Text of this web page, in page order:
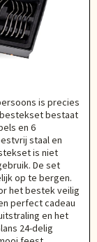
is precies
bestaat
en 6
staal en
is niet
De set
op te bergen.
het bestek veilig
perfect cadeau
en het
24-delig